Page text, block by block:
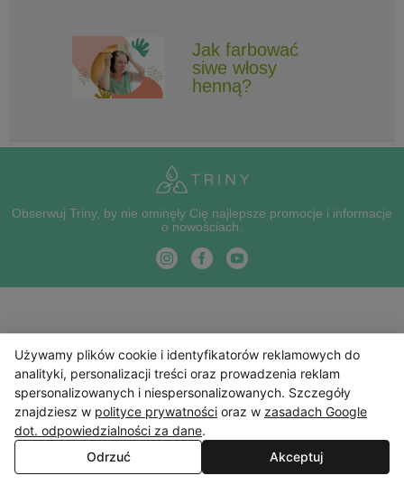
Jak farbować
siwe włosy
henną?
Obserwuj Triny, by nie ominęły Cię najlepsze promocje i informacje
o nowościach.
Używamy plików cookie i identyfikatorów reklamowych do
analityki, personalizacji treści oraz prowadzenia reklam
spersonalizowanych i niespersonalizowanych. Szczegóły
znajdziesz w polityce prywatności oraz w zasadach Google
dot. odpowiedzialności za dane.
Odrzuć
Akceptuj